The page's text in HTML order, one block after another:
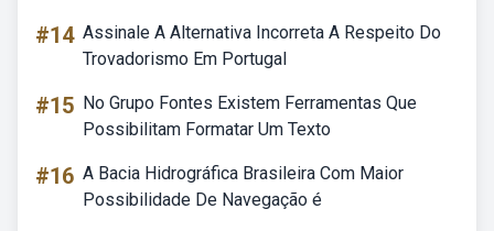
#14 Assinale A Alternativa Incorreta A Respeito Do
Trovadorismo Em Portugal
#15 No Grupo Fontes Existem Ferramentas Que
Possibilitam Formatar Um Texto
#16 A Bacia Hidrográfica Brasileira Com Maior
Possibilidade De Navegação é